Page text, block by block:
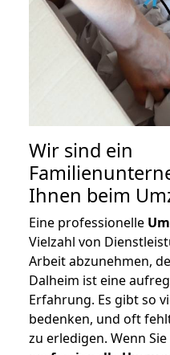
Wir sind ein
Ihnen beim
Eine professionelle
Vielzahl von
Arbeit abzunehmen,
Dalheim ist eine
Erfahrung. Es gibt so
bedenken, und oft
zu erledigen. Wenn